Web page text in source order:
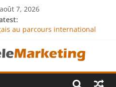
7, 2026
au parcours international
l’entreprise se
?
service de l’indépendance